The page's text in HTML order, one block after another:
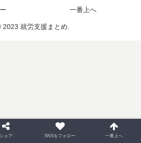
一番上へ
2023 就労支援まとめ.
シェア SNSをフォロー 一番上へ